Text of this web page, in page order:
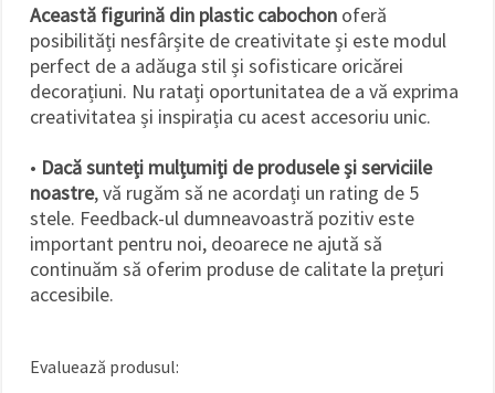
Această figurină din plastic cabochon oferă
posibilități nesfârșite de creativitate și este modul
perfect de a adăuga stil și sofisticare oricărei
decorațiuni. Nu ratați oportunitatea de a vă exprima
creativitatea și inspirația cu acest accesoriu unic.
• Dacă sunteți mulțumiți de produsele și serviciile
noastre, vă rugăm să ne acordați un rating de 5
stele. Feedback-ul dumneavoastră pozitiv este
important pentru noi, deoarece ne ajută să
continuăm să oferim produse de calitate la prețuri
accesibile.
Evaluează produsul: